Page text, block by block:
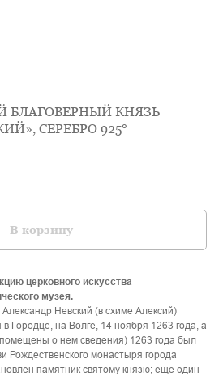
БЛАГОВЕРНЫЙ КНЯЗЬ
СЕРЕБРО 925°
В корзину
церковного искусства
музея.
Невский (в схиме Алексий)
Городце, на Волге, 14 ноября 1263 года, а
о нем сведения) 1263 года был
Рождественского монастыря города
памятник святому князю; еще один